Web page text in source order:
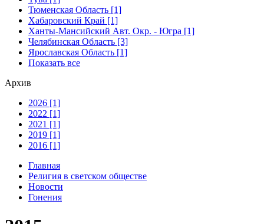
Тюменская Область [1]
Хабаровский Край [1]
Ханты-Мансийский Авт. Окр. - Югра [1]
Челябинская Область [3]
Ярославская Область [1]
Показать все
Архив
2026 [1]
2022 [1]
2021 [1]
2019 [1]
2016 [1]
Главная
Религия в светском обществе
Новости
Гонения